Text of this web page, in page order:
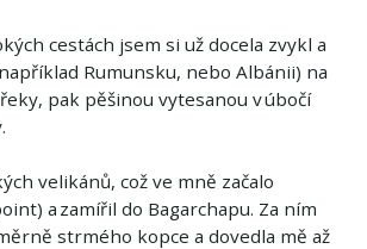
cestách jsem si už docela zvykl a
Rumunsku, nebo Albánii) na
pak pěšinou vytesanou v úbočí
velikánů, což ve mně začalo
a zamířil do Bagarchapu. Za ním
strmého kopce a dovedla mě až